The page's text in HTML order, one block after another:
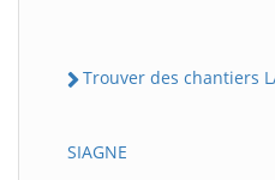
Trouver des chantiers
SIAGNE